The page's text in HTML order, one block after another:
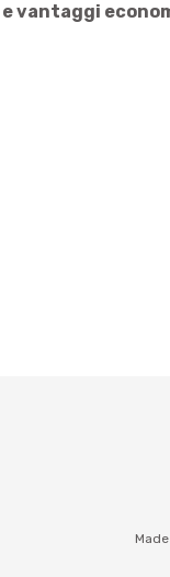
vantaggi